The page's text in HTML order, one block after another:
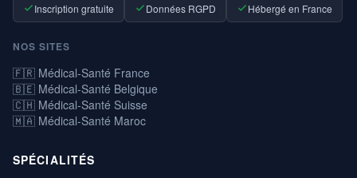
Inscription gratuite Données RGPD Hébergé en France
NOS SITES
🇫🇷 Médical-Santé France
🇧🇪 Médical-Santé Belgique
🇨🇭 Médical-Santé Suisse
🇲🇦 Médical-Santé Maroc
SPÉCIALITÉS